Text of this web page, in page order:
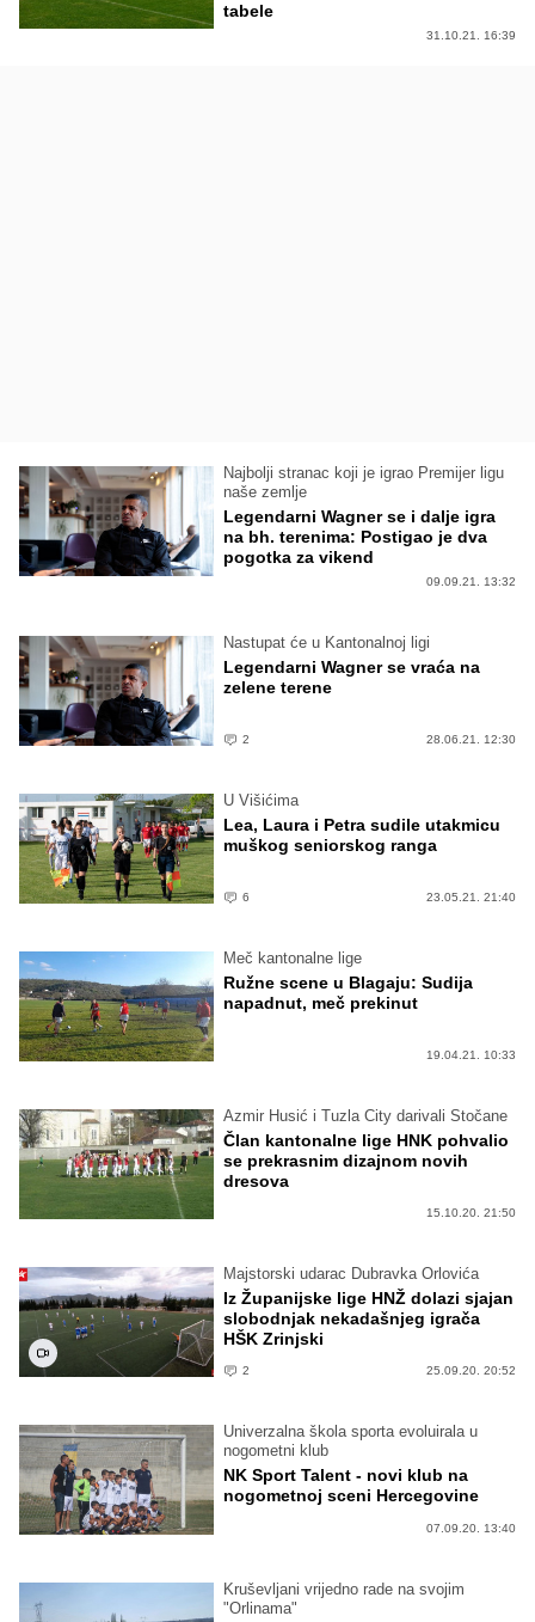
tabele
31.10.21. 16:39
Najbolji stranac koji je igrao Premijer ligu
naše zemlje
Legendarni Wagner se i dalje igra
na bh. terenima: Postigao je dva
pogotka za vikend
09.09.21. 13:32
Nastupat će u Kantonalnoj ligi
Legendarni Wagner se vraća na
zelene terene
2 28.06.21. 12:30
U Višićima
Lea, Laura i Petra sudile utakmicu
muškog seniorskog ranga
6 23.05.21. 21:40
Meč kantonalne lige
Ružne scene u Blagaju: Sudija
napadnut, meč prekinut
19.04.21. 10:33
Azmir Husić i Tuzla City darivali Stočane
Član kantonalne lige HNK pohvalio
se prekrasnim dizajnom novih
dresova
15.10.20. 21:50
Majstorski udarac Dubravka Orlovića
Iz Županijske lige HNŽ dolazi sjajan
slobodnjak nekadašnjeg igrača
HŠK Zrinjski
2 25.09.20. 20:52
Univerzalna škola sporta evoluirala u
nogometni klub
NK Sport Talent - novi klub na
nogometnoj sceni Hercegovine
07.09.20. 13:40
Kruševljani vrijedno rade na svojim
"Orlinama"